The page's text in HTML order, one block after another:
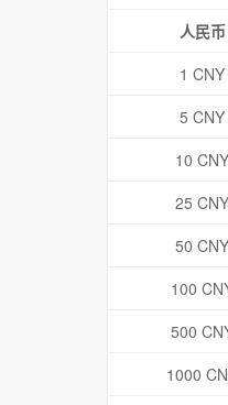
人民币
1 CNY
5 CNY
10 CNY
25 CNY
50 CNY
100
500
1000